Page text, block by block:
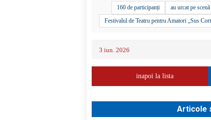
160 de participanți
au urcat pe scenă
Festivalul de Teatru pentru Amatori „Sus
3 iun. 2026
inapoi la lista
Articole